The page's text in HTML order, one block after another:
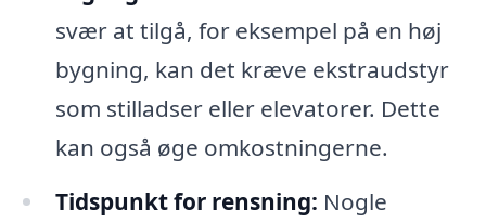
svær at tilgå, for eksempel på en høj
bygning, kan det kræve ekstraudstyr
som stilladser eller elevatorer. Dette
kan også øge omkostningerne.
Tidspunkt for rensning: Nogle